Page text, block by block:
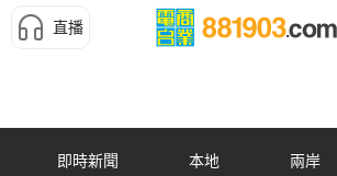
直播
即時新聞 本地 兩岸